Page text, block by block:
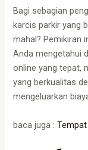
Bagi sebagian
karcis parkir yang
mahal? Pemikiran
Anda mengetahui
online yang tepat,
yang berkualitas
mengeluarkan
baca juga :